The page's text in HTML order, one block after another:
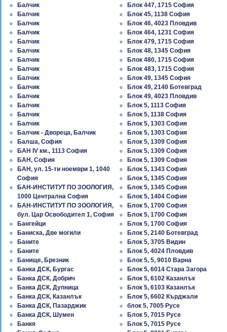
Балчик
Балчик
Балчик
Балчик
Балчик
Балчик
Балчик
Балчик
Балчик
Балчик
Балчик
Балчик
Балчик
Балчик
Балчик - Двореца, Балчик
Балша, София
БАН IV км., 1113 София
БАН, София
БАН, ул. 15-ти ноември 1, 1040
София
БАН-ИНСТИТУТ ПО ЗООЛОГИЯ,
1000 Централна София
БАН-ИНСТИТУТ ПО ЗООЛОГИЯ,
бул. Цар Освободител 1, София
Бангейци
Баниска, Две могили
Баните
Баните
Банище, Брезник
Банка ДСК, Бургас
Банка ДСК, Добрич
Банка ДСК, Дупница
Банка ДСК, Казанлък
Банка ДСК, Пазарджик
Банка ДСК, Шумен
Банкя
Блок 447, 1715 София
Блок 45, 1138 София
Блок 46, 4023 Пловдив
Блок 464, 1231 София
Блок 479, 1715 София
Блок 48, 1345 София
Блок 480, 1715 София
Блок 483, 1715 София
Блок 49, 1345 София
Блок 49, 2140 Ботевград
Блок 49, 4023 Пловдив
Блок 5, 1113 София
Блок 5, 1138 София
Блок 5, 1303 София
Блок 5, 1303 София
Блок 5, 1309 София
Блок 5, 1309 София
Блок 5, 1309 София
Блок 5, 1343 София
Блок 5, 1345 София
Блок 5, 1345 София
Блок 5, 1404 София
Блок 5, 1700 София
Блок 5, 1700 София
Блок 5, 1700 София
Блок 5, 2140 Ботевград
Блок 5, 3705 Видин
Блок 5, 4024 Пловдив
Блок 5, 5, 9010 Варна
Блок 5, 6014 Стара Загора
Блок 5, 6102 Казанлък
Блок 5, 6103 Казанлък
Блок 5, 6602 Кърджали
блок 5, 7005 Русе
Блок 5, 7015 Русе
Блок 5, 7015 Русе